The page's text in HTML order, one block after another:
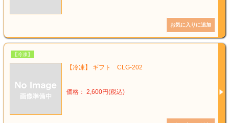
【冷凍】
【冷凍】 ギフト CLG-202
価格： 2,600円(税込)